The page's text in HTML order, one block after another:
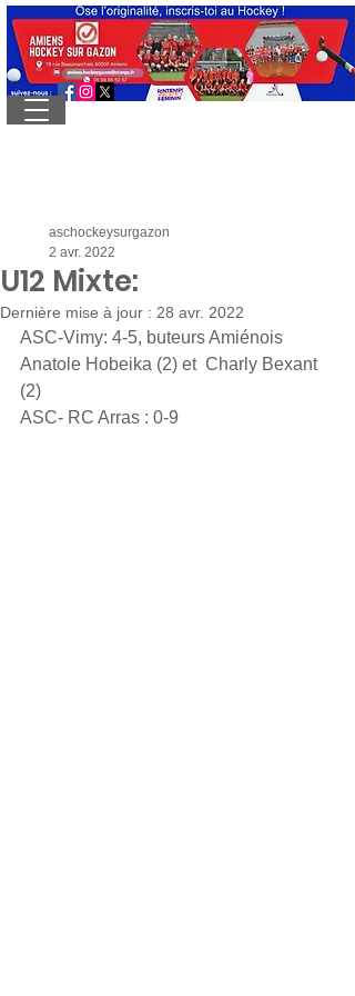
U12 Mixte:
aschockeysurgazon
2 avr. 2022
Dernière mise à jour : 28 avr. 2022
ASC-Vimy: 4-5, buteurs Amiénois
Anatole Hobeika (2) et  Charly Bexant
(2)
ASC- RC Arras : 0-9